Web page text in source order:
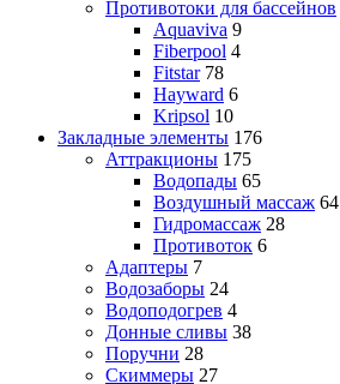
Противотоки для бассейнов
Aquaviva 9
Fiberpool 4
Fitstar 78
Hayward 6
Kripsol 10
Закладные элементы 176
Аттракционы 175
Водопады 65
Воздушный массаж 64
Гидромассаж 28
Противоток 6
Адаптеры 7
Водозаборы 24
Водоподогрев 4
Донные сливы 38
Поручни 28
Скиммеры 27